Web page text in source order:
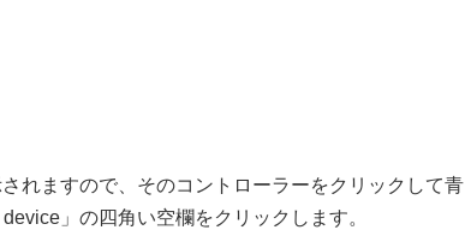
れますので、そのコントローラーをクリックして青
」の四角い空欄をクリックします。